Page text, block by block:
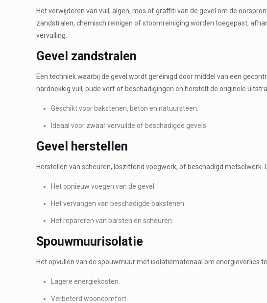
Het verwijderen van vuil, algen, mos of graffiti van de gevel om de
zandstralen, chemisch reinigen of stoomreiniging worden toegepast,
vervuiling.
Gevel zandstralen
Een techniek waarbij de gevel wordt gereinigd door middel van een
hardnekkig vuil, oude verf of beschadigingen en herstelt de originele
Geschikt voor bakstenen, beton en natuursteen.
Ideaal voor zwaar vervuilde of beschadigde gevels.
Gevel herstellen
Herstellen van scheuren, loszittend voegwerk, of beschadigd metselwerk.
Het opnieuw voegen van de gevel.
Het vervangen van beschadigde bakstenen.
Het repareren van barsten en scheuren.
Spouwmuurisolatie
Het opvullen van de spouwmuur met isolatiemateriaal om energieverlies
Lagere energiekosten.
Verbeterd wooncomfort.